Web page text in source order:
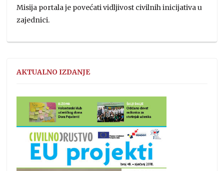
Misija portala je povećati vidljivost civilnih inicijativa u
zajednici.
AKTUALNO IZDANJE